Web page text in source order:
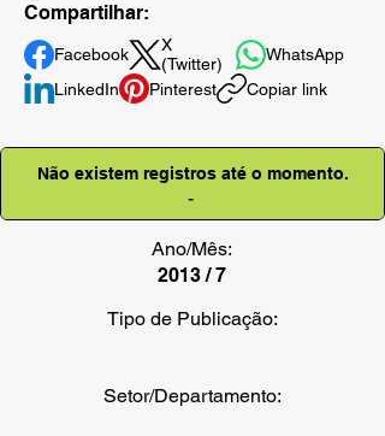
Compartilhar:
Facebook
X
(Twitter)
WhatsApp
LinkedIn
Pinterest Copiar link
Não existem registros até o momento.
-
Ano/Mês:
2013 / 7
Tipo de Publicação:
Setor/Departamento: